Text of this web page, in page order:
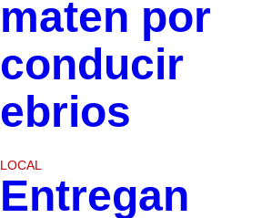
maten por
conducir
ebrios
LOCAL
Entregan